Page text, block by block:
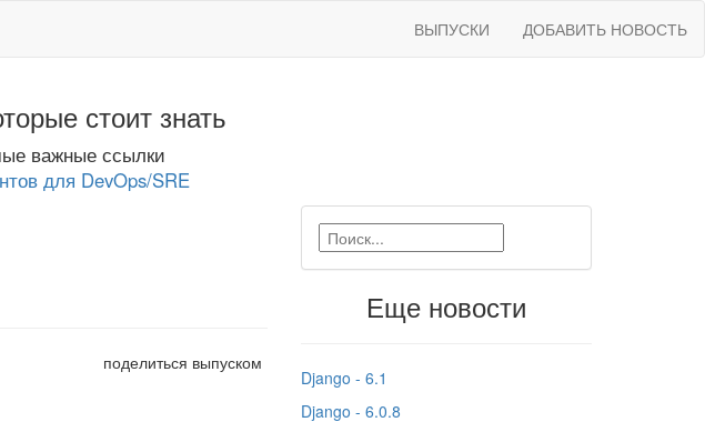
ВЫПУСКИ ДОБАВИТЬ НОВОСТЬ
стоит знать
важные ссылки
для DevOps/SRE
поделиться выпуском
Еще новости
Django - 6.1
Django - 6.0.8